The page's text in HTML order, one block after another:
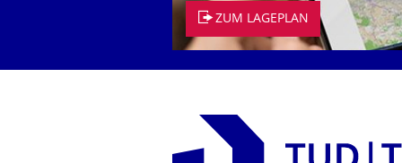
ZUM LAGEPLAN